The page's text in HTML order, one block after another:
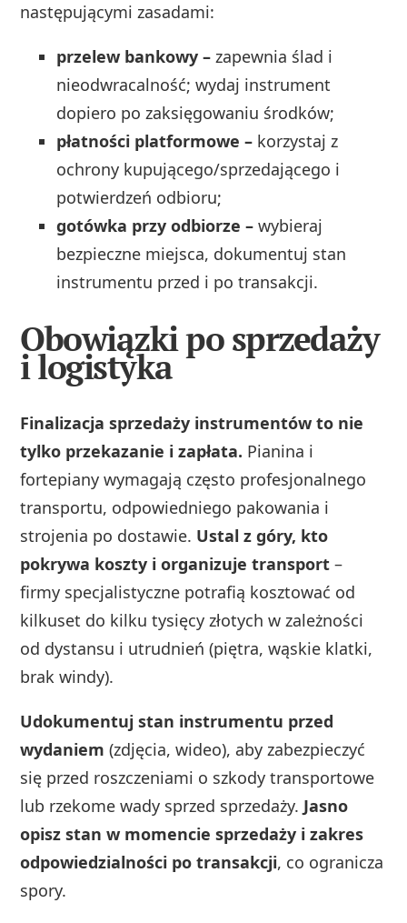
następującymi zasadami:
przelew bankowy – zapewnia ślad i
nieodwracalność; wydaj instrument
dopiero po zaksięgowaniu środków;
płatności platformowe – korzystaj z
ochrony kupującego/sprzedającego i
potwierdzeń odbioru;
gotówka przy odbiorze – wybieraj
bezpieczne miejsca, dokumentuj stan
instrumentu przed i po transakcji.
Obowiązki po sprzedaży
i logistyka
Finalizacja sprzedaży instrumentów to nie
tylko przekazanie i zapłata. Pianina i
fortepiany wymagają często profesjonalnego
transportu, odpowiedniego pakowania i
strojenia po dostawie. Ustal z góry, kto
pokrywa koszty i organizuje transport –
firmy specjalistyczne potrafią kosztować od
kilkuset do kilku tysięcy złotych w zależności
od dystansu i utrudnień (piętra, wąskie klatki,
brak windy).
Udokumentuj stan instrumentu przed
wydaniem (zdjęcia, wideo), aby zabezpieczyć
się przed roszczeniami o szkody transportowe
lub rzekome wady sprzed sprzedaży. Jasno
opisz stan w momencie sprzedaży i zakres
odpowiedzialności po transakcji, co ogranicza
spory.